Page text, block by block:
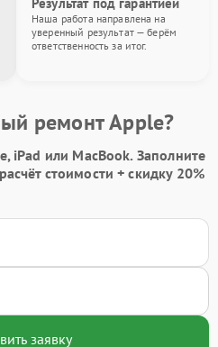
Наша работа направлена на
уверенный результат — берём
ответственность за итог.
ремонт Apple?
iPad или MacBook. Заполните
стоимости +скидку 20%
заявку